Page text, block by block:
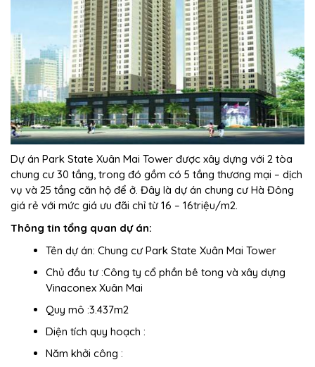
Dự án Park State Xuân Mai Tower được xây dựng với 2 tòa
chung cư 30 tầng, trong đó gồm có 5 tầng thương mại – dịch
vụ và 25 tầng căn hộ để ở. Đây là dự án chung cư Hà Đông
giá rẻ với mức giá ưu đãi chỉ từ16 – 16triệu/m2.
Thông tin tổng quan dự án:
Tên dự án: Chung cư Park State Xuân Mai Tower
Chủ đầu tư :Công ty cổ phần bê tong và xây dựng
Vinaconex Xuân Mai
Quy mô :3.437m2
Diện tích quy hoạch :
Năm khởi công :